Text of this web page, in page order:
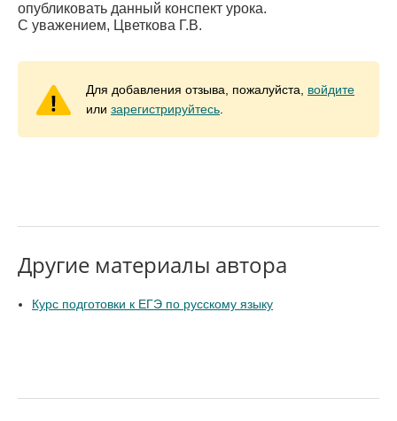
опубликовать данный конспект урока.
С уважением, Цветкова Г.В.
Для добавления отзыва, пожалуйста, войдите
или зарегистрируйтесь
Другие материалы автора
Курс подготовки к ЕГЭ по русскому языку